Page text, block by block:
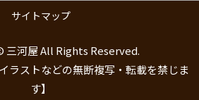
サイトマップ
河屋 All Rights Reserved.
ラストなどの無断複写・転載を禁じま
す】